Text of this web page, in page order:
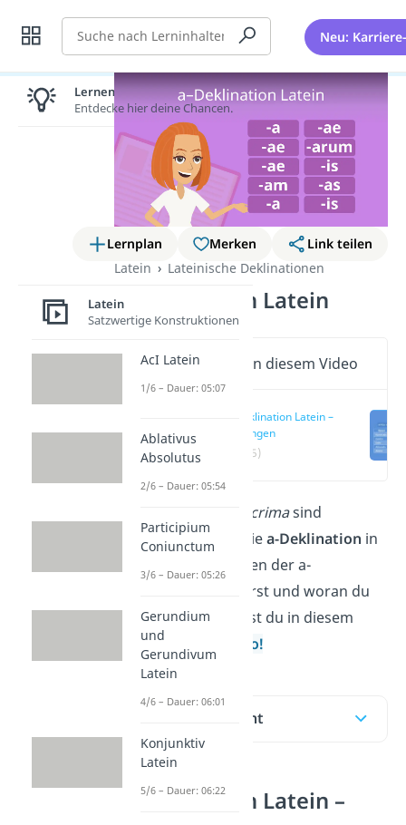
Suche Neu:
Lernplan Merken
Link teilen
Latein
Lateinische Deklinationen
a-Deklination Latein
Wichtige Inhalte in diesem Video
a-Deklination Latein –
Endungen
(00:15)
lacrimasind
Beispielwörter für diea-Deklination in
. Wie du Nomen der a-
Deklination deklinierst und woran du
sie erkennst, erfährst du in diesem
Beitrag und im
Video!
Inhaltsübersicht
a-Deklination Latein –
Lernen lohnt sich!
Entdecke hier deine Chancen.
Latein
Satzwertige Konstruktionen
AcI Latein
1/6 – Dauer: 05:07
Ablativus
Absolutus
2/6 – Dauer: 05:54
Participium
Coniunctum
3/6 – Dauer: 05:26
Gerundium
und
Gerundivum
Latein
4/6 – Dauer: 06:01
Konjunktiv
Latein
5/6 – Dauer: 06:22